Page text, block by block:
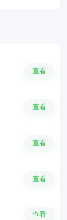
查看
查看
查看
查看
查看